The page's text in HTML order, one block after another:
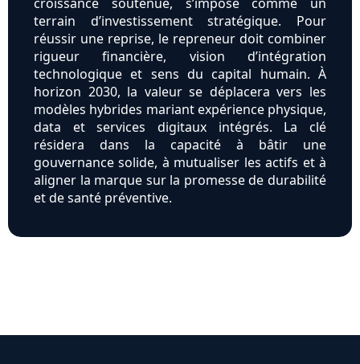
terrain d’investissement stratégique. Pour
réussir une reprise, le repreneur doit combiner
rigueur financière, vision d’intégration
technologique et sens du capital humain. À
horizon 2030, la valeur se déplacera vers les
modèles hybrides mariant expérience physique,
data et services digitaux intégrés. La clé
résidera dans la capacité à bâtir une
gouvernance solide, à mutualiser les actifs et à
aligner la marque sur la promesse de durabilité
et de santé préventive.